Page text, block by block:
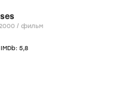
2000 / фильм
IMDb: 5,8